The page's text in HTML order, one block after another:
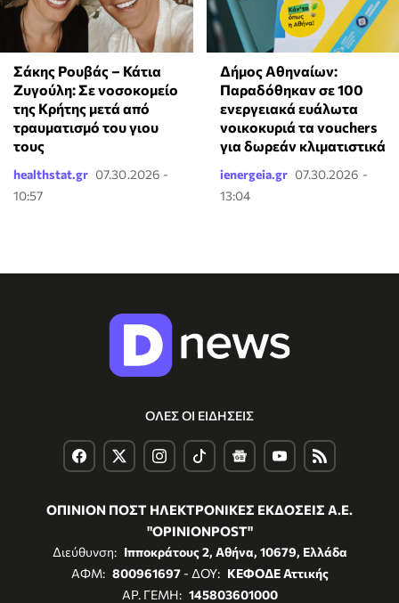
Σάκης Ρουβάς – Κάτια
Ζυγούλη: Σε νοσοκομείο
της Κρήτης μετά από
τραυματισμό του γιου
τους
healthstat.gr 07.30.2026 -
10:57
Δήμος Αθηναίων:
Παραδόθηκαν σε 100
ενεργειακά ευάλωτα
νοικοκυριά τα vouchers
για δωρεάν κλιματιστικά
ienergeia.gr 07.30.2026 -
13:04
ΟΛΕΣ ΟΙ ΕΙΔΗΣΕΙΣ
ΟΠΙΝΙΟΝ ΠΟΣΤ ΗΛΕΚΤΡΟΝΙΚΕΣ ΕΚΔΟΣΕΙΣ Α.Ε.
"OPINIONPOST"
Διεύθυνση: Ιπποκράτους 2, Αθήνα, 10679, Ελλάδα
ΑΦΜ: 800961697- ΔΟΥ: ΚΕΦΟΔΕ Αττικής
ΑΡ. ΓΕΜΗ: 145803601000